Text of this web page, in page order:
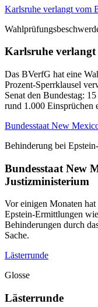
Karlsruhe verlangt vom
Karlsruhe verlangt
Das BVerfG hat eine
Prozent-Sperrklausel
Senat den Bundestag:
rund 1.000 Einsprüchen
Bundesstaat New
Behinderung bei
Bundesstaat New
Justizministerium
Vor einigen Monaten
Epstein-Ermittlungen
Behinderungen durch
Sache.
Lästerrunde
Glosse
Lästerrunde